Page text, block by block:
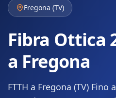
Fregona (TV)
Fibra Ottica
a Fregona
FTTH a Fregona (TV)